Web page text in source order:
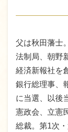
父は秋田藩士
法制局、朝野
経済新報社を
銀行総理事、
に当選、以後
憲政会、立憲
総裁。第1次